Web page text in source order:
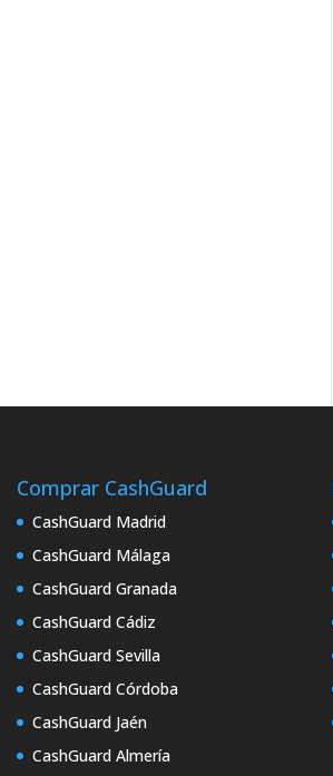
Comprar CashGuard
CashGuard Madrid
CashGuard Málaga
CashGuard Granada
CashGuard Cádiz
CashGuard Sevilla
CashGuard Córdoba
CashGuard Jaén
CashGuard Almería